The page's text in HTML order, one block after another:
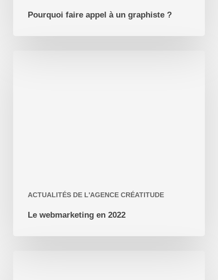
Pourquoi faire appel à un graphiste ?
ACTUALITÉS DE L'AGENCE CRÉATITUDE
Le webmarketing en 2022